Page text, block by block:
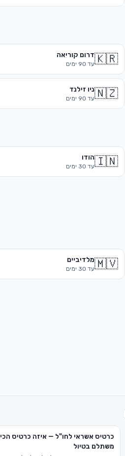
🇰🇷דרום קוריאה
עד 90 ימים
🇳🇿ניו זילנד
עד 90 ימים
🇮🇳הודו
עד 30 ימים
🇲🇻מלדיביים
עד 30 ימים
כרטיס אשראי לחו"ל — איזה כרטיס הכי
משתלם בטיול